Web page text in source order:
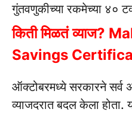
गुंतवणुकीच्या रकमेच्या ४०
किती मिळतं व्याज?
Savings
ऑक्टोबरमध्ये सरकारने सर्व
व्याजदरात बदल केला होता.